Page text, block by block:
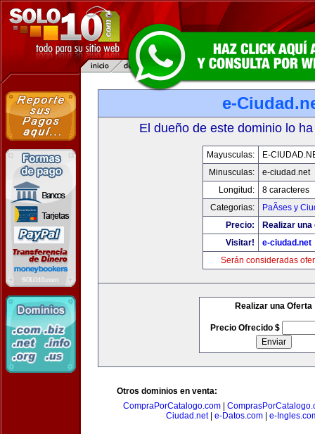
e-
El dueño de este dominio lo
Mayusculas:
E-
Minusculas:
e-ciudad.net
Longitud:
8 caracteres
Categorias:
PaÃ­ses y
Precio:
Realizar
Visitar!
e-ciudad.net
Serán consideradas
Realizar una Oferta
Precio Ofrecido $
Otros dominios en venta:
CompraPorCatalogo.com|
Ciudad.net| e-Datos.com e-